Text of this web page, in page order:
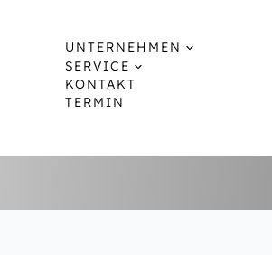
UNTERNEHMEN
SERVICE
KONTAKT
TERMIN